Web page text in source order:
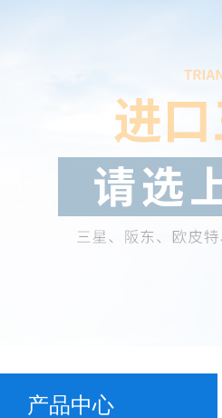
产品中心